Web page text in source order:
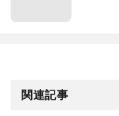
関連記事